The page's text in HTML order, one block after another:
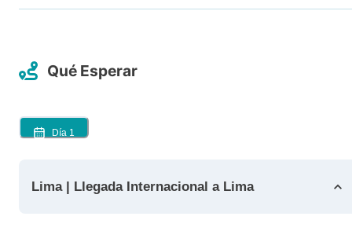
Qué Esperar
Día 1
Lima | Llegada Internacional a Lima